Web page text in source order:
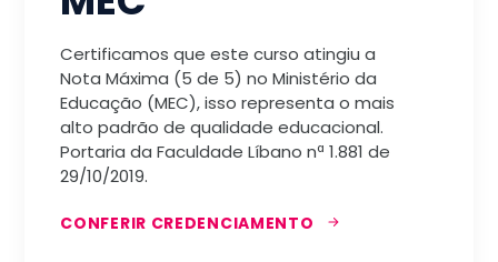
Certificamos que este curso atingiu a
Nota Máxima (5 de 5) no Ministério da
Educação (MEC), isso representa o mais
alto padrão de qualidade educacional.
Portaria da Faculdade Líbano nª 1.881 de
29/10/2019.
CONFERIR CREDENCIAMENTO